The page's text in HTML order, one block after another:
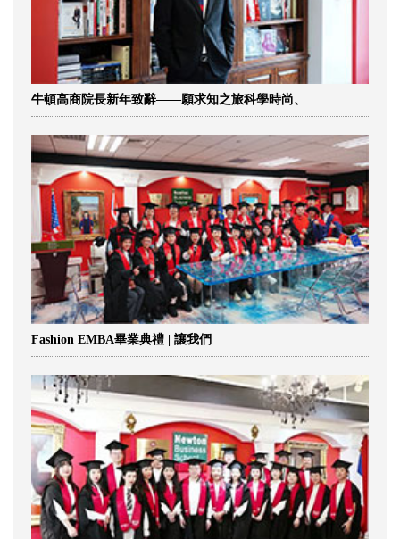
牛頓高商院長新年致辭——願求知之旅科學時尚、
Fashion EMBA畢業典禮 | 讓我們